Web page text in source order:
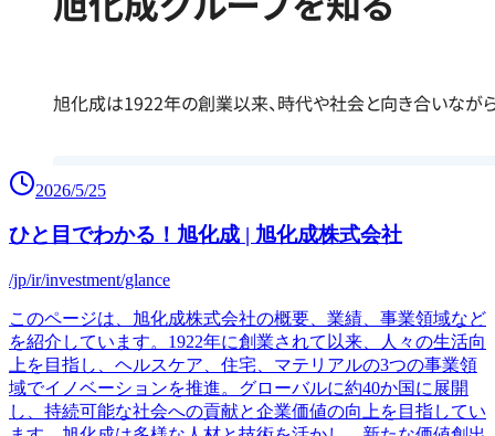
2026/5/25
ひと目でわかる！旭化成 | 旭化成株式会社
/jp/ir/investment/glance
このページは、旭化成株式会社の概要、業績、事業領域など
を紹介しています。1922年に創業されて以来、人々の生活向
上を目指し、ヘルスケア、住宅、マテリアルの3つの事業領
域でイノベーションを推進。グローバルに約40か国に展開
し、持続可能な社会への貢献と企業価値の向上を目指してい